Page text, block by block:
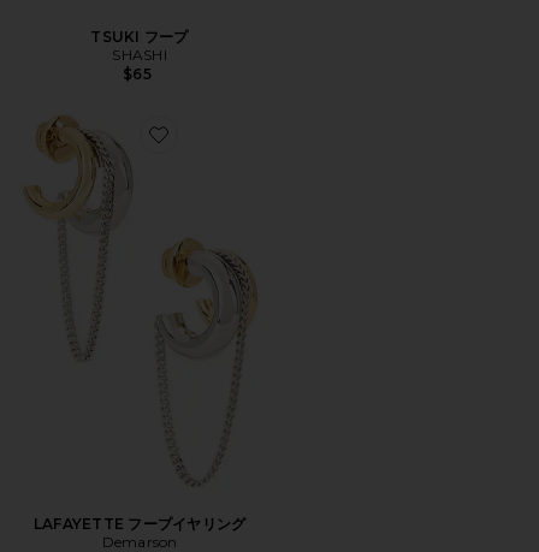
TSUKI フープ
SHASHI
$65
Favorite LAFAYETTE フープイヤリング
LAFAYETTE フープイヤリング
Demarson